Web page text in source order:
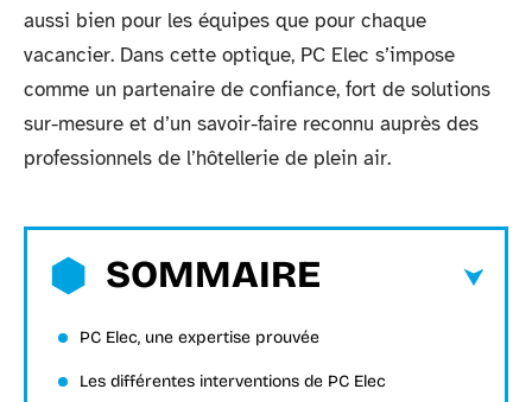
aussi bien pour les équipes que pour chaque
vacancier. Dans cette optique, PC Elec s’impose
comme un partenaire de confiance, fort de solutions
sur-mesure et d’un savoir-faire reconnu auprès des
professionnels de l’hôtellerie de plein air.
SOMMAIRE
PC Elec, une expertise prouvée
Les différentes interventions de PC Elec